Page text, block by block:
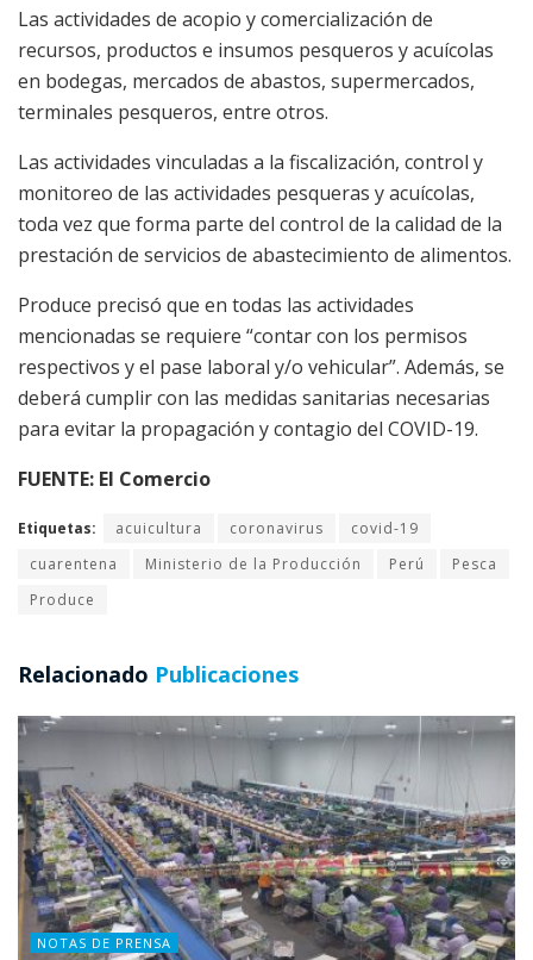
Las actividades de acopio y comercialización de
recursos, productos e insumos pesqueros y acuícolas
en bodegas, mercados de abastos, supermercados,
terminales pesqueros, entre otros.
Las actividades vinculadas a la fiscalización, control y
monitoreo de las actividades pesqueras y acuícolas,
toda vez que forma parte del control de la calidad de la
prestación de servicios de abastecimiento de alimentos.
Produce precisó que en todas las actividades
mencionadas se requiere “contar con los permisos
respectivos y el pase laboral y/o vehicular”. Además, se
deberá cumplir con las medidas sanitarias necesarias
para evitar la propagación y contagio del COVID-19.
FUENTE: El Comercio
Etiquetas: acuicultura coronavirus
covid-19
cuarentena
Ministerio de la Producción Perú
Pesca
Produce
Relacionado Publicaciones
NOTAS DE PRENSA